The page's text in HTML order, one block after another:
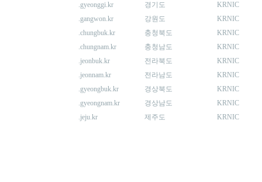
.gyeonggi.kr
경기도
KRNIC
.gangwon.kr
강원도
KRNIC
.chungbuk.kr
충청북도
KRNIC
.chungnam.kr
충청남도
KRNIC
.jeonbuk.kr
전라북도
KRNIC
.jeonnam.kr
전라남도
KRNIC
.gyeongbuk.kr
경상북도
KRNIC
.gyeongnam.kr
경상남도
KRNIC
.jeju.kr
제주도 KRNIC